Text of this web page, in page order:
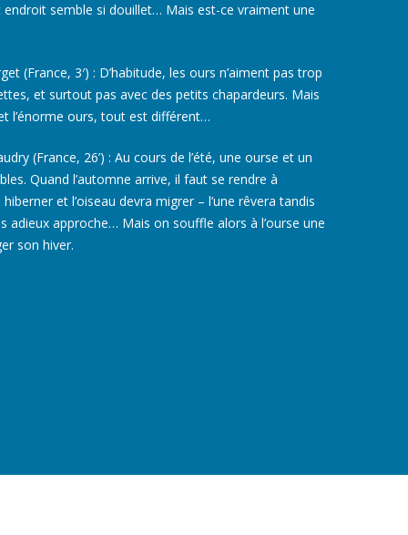
endroit semble si douillet… Mais est-ce vraiment une
(France, 3′) : D’habitude, les ours n’aiment pas trop
et surtout pas avec des petits chapardeurs. Mais
l’énorme ours, tout est différent…
(France, 26’) : Au cours de l’été, une ourse et un
Quand l’automne arrive, il faut se rendre à
et l’oiseau devra migrer – l’une rêvera tandis
adieux approche… Mais on souffle alors à l’ourse une
son hiver.